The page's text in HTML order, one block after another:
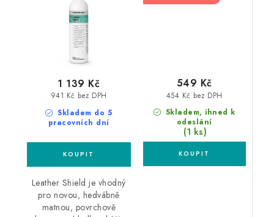
Skladem do 5
pracovních dní
941 Kč bez DPH
1 139 Kč
Leather Shield je vhodný
pro novou, hedvábně
matnou, povrchově
Skladem, ihned k
odeslání
(1 ks)
454 Kč bez DPH
549 Kč